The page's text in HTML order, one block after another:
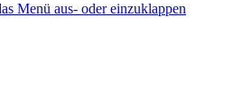
Menü aus- oder einzuklappen